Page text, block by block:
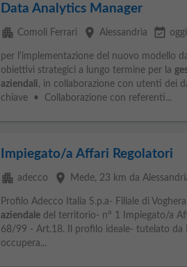
Data Analytics Manager
apartment Comoli Ferrari place Alessandria event_available oggi
per l'implementazione del nuovo modello
obiettivi strategici a lungo termine per la
aziendali, in collaborazione con utenti dei
chiave • Collaborazione con referenti...
Impiegato/a Affari Regolatori
apartment adecco place Mede, 23 km da
Profilo Adecco Italia S.p.a- Filiale di
aziendaledel territorio- n° 1 Impiegato/a
68/99 - Art.18. Il profilo ideale- tutelato da
occupera...